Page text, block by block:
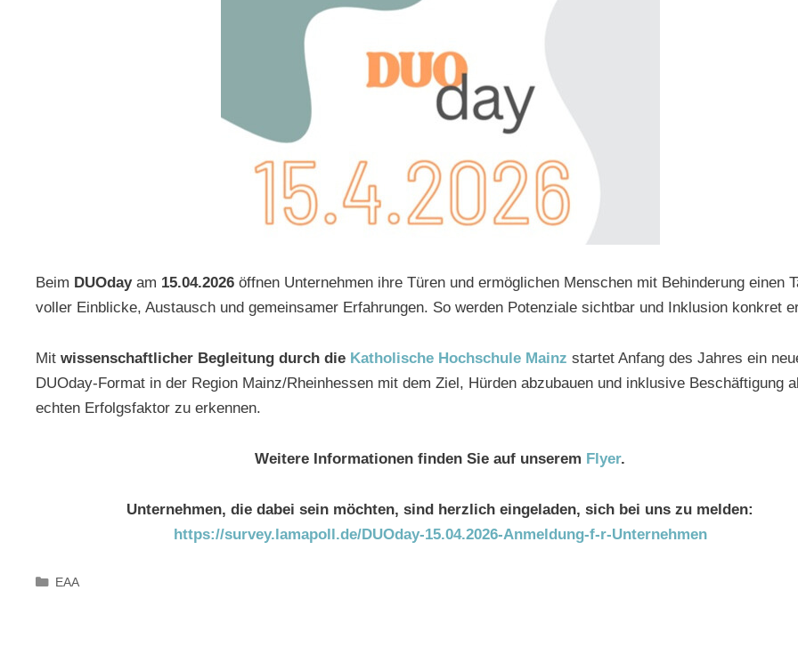
Beim DUOday am 15.04.2026 öffnen Unternehmen ihre Türen und ermöglichen Menschen mit Behinderung einen
voller Einblicke, Austausch und gemeinsamer Erfahrungen. So werden Potenziale sichtbar und Inklusion konkret
Mit wissenschaftlicher Begleitung durch die Katholische Hochschule Mainz startet Anfang des Jahres ein
DUOday-Format in der Region Mainz/Rheinhessen mit dem Ziel, Hürden abzubauen und inklusive Beschäftigung
echten Erfolgsfaktor zu erkennen.
Weitere Informationen finden Sie auf unserem Flyer.
Unternehmen, die dabei sein möchten, sind herzlich eingeladen, sich bei uns zu melden:
https://survey.lamapoll.de/DUOday-15.04.2026-Anmeldung-f-r-Unternehmen
Kategorien
EAA